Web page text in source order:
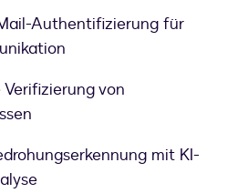
Authentifizierung für
von
mit KI-